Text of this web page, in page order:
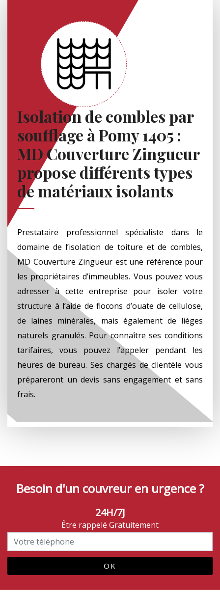
Isolation de combles par
soufflage à Pomy 1405 :
MD Couverture Zingueur
propose différents types
de matériaux isolants
Prestataire professionnel spécialiste dans le
domaine de l’isolation de toiture et de combles,
MD Couverture Zingueur est une référence pour
les propriétaires d’immeubles. Vous pouvez vous
adresser à cette entreprise pour isoler votre
structure à l’aide de flocons d’ouate de cellulose,
de laines minérales, mais également de lièges
naturels granulés. Pour connaître ses conditions
tarifaires, vous pouvez l’appeler pendant les
heures de bureau. Ses chargés de clientèle vous
prépareront un devis sans engagement et sans
frais.
Besoin d'un couvreur en urgence ?
24H/7J
Être rappelé Gratuitement